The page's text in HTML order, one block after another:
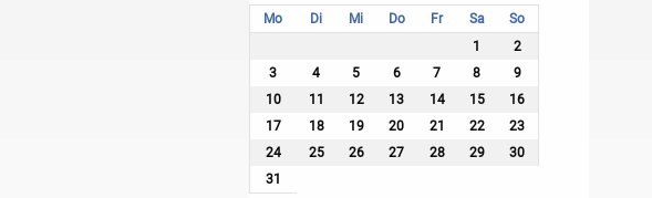
Mo Di Mi Do Fr Sa
So
1
2
3
4 5 6 7 8
9
10
11 12 13 14 15
16
17
18 19 20 21 22
23
24
25 26 27 28 29
30
31